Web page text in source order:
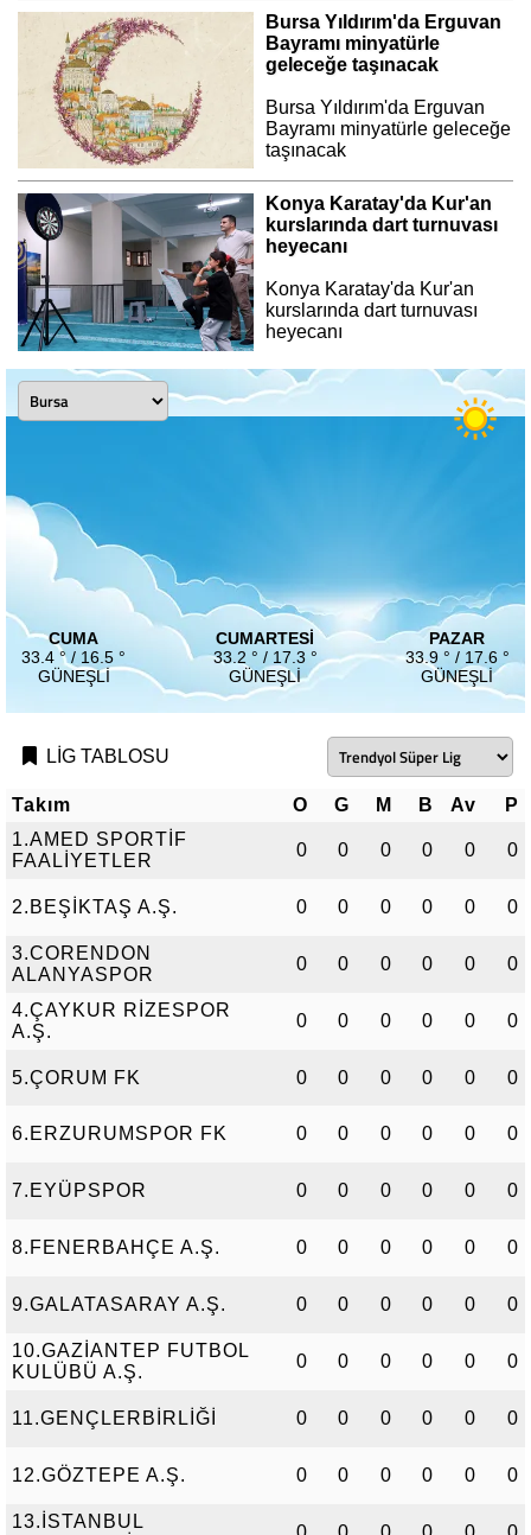
Bursa Yıldırım'da Erguvan
Bayramı minyatürle
geleceğe taşınacak
Bursa Yıldırım'da Erguvan
Bayramı minyatürle geleceğe
taşınacak
Konya Karatay'da Kur'an
kurslarında dart turnuvası
heyecanı
Konya Karatay'da Kur'an
kurslarında dart turnuvası
heyecanı
CUMA
33.4 ° / 16.5 °
GÜNEŞLI
CUMARTESI
33.2 ° / 17.3 °
GÜNEŞLI
PAZAR
33.9 ° / 17.6 °
GÜNEŞLI
LİG TABLOSU
Takım O G M B Av
P
1.AMED SPORTİF
FAALİYETLER
0 0 0 0 0 0
2.BEŞİKTAŞ A.Ş. 0 0 0 0 0 0
3.CORENDON
ALANYASPOR
0 0 0 0 0 0
4.ÇAYKUR RİZESPOR
A.Ş.
0 0 0 0 0 0
5.ÇORUM FK 0 0 0 0 0 0
6.ERZURUMSPOR FK 0 0 0 0 0 0
7.EYÜPSPOR 0 0 0 0 0 0
8.FENERBAHÇE A.Ş. 0 0 0 0 0 0
9.GALATASARAY A.Ş. 0 0 0 0 0 0
10.GAZİANTEP FUTBOL
KULÜBÜ A.Ş.
0 0 0 0 0 0
11.GENÇLERBİRLİĞİ 0 0 0 0 0 0
12.GÖZTEPE A.Ş. 0 0 0 0 0 0
13.İSTANBUL